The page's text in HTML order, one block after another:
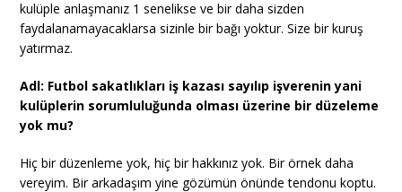
kulüple anlaşmanız 1 senelikse ve bir daha sizden
faydalanamayacaklarsa sizinle bir bağı yoktur. Size bir kuruş
yatırmaz.
Adl: Futbol sakatlıkları iş kazası sayılıp işverenin yani
kulüplerin sorumluluğunda olması üzerine bir düzeleme
yok mu?
Hiç bir düzenleme yok, hiç bir hakkınız yok. Bir örnek daha
vereyim. Bir arkadaşım yine gözümün önünde tendonu koptu.